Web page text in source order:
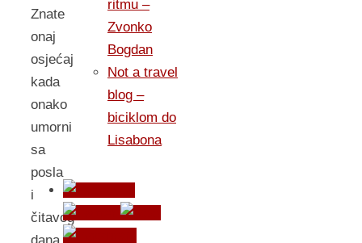
Znate
onaj
osjećaj
kada
onako
umorni
sa
posla
i
čitavog
ritmu –
Zvonko
Bogdan
Not a travel
blog –
biciklom do
Lisabona